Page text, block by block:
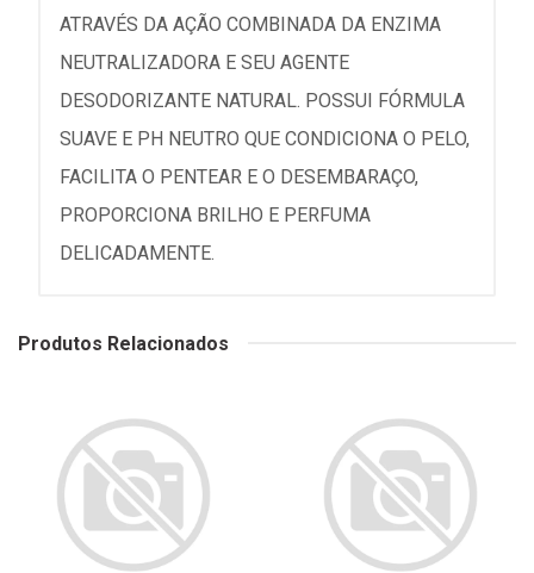
ATRAVÉS DA AÇÃO COMBINADA DA ENZIMA
NEUTRALIZADORA E SEU AGENTE
DESODORIZANTE NATURAL. POSSUI FÓRMULA
SUAVE E PH NEUTRO QUE CONDICIONA O PELO,
FACILITA O PENTEAR E O DESEMBARAÇO,
PROPORCIONA BRILHO E PERFUMA
DELICADAMENTE.
Produtos Relacionados